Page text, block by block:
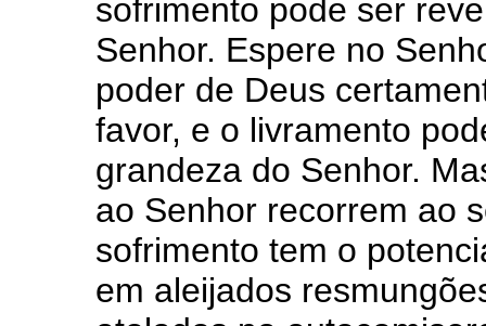
sofrimento pode ser
Senhor. Espere no
poder de Deus
favor, e o livramento
grandeza do Senhor.
ao Senhor recorrem ao
sofrimento tem o
em aleijados